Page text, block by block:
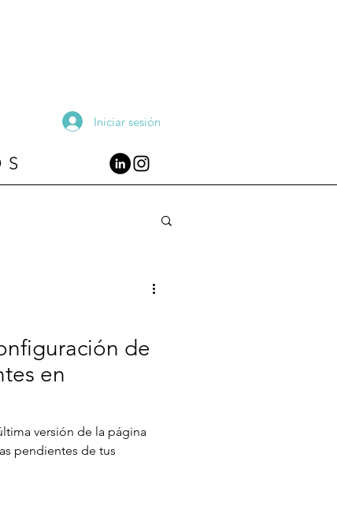
Iniciar sesión
de
en
versión de la página
pendientes de tus